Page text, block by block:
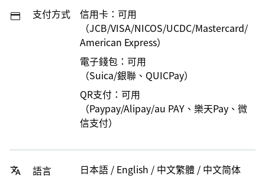
支付方式
信用卡：可用
（JCB/VISA/NICOS/UCDC/Mastercard/
American Express）
電子錢包：可用
（Suica/銀聯、QUICPay）
QR支付：可用
（Paypay/Alipay/au PAY、樂天Pay、微
信支付）
語言 日本語 / English / 中文繁體 / 中文简体